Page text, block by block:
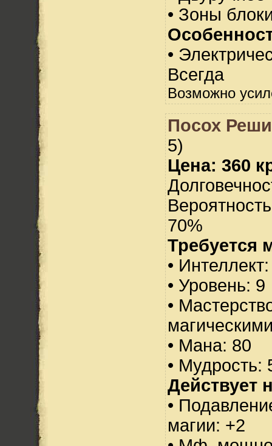
• Зоны
•
Всегда
Возможно
Посох
5)
Цена: 360
70%
Требуется
•
• Уровень: 9
•
• Мана: 80
• Мудрость:
Действует
•
магии: +2